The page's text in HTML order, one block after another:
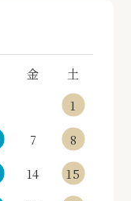
金
土
1
7 8
14 15